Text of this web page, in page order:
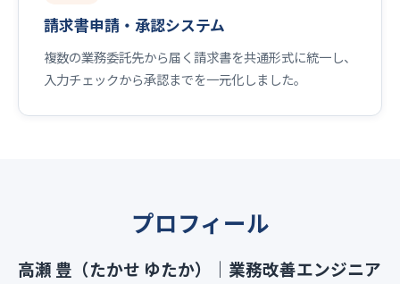
請求書申請・承認システム
複数の業務委託先から届く請求書を共通形式に統一し、
入力チェックから承認までを一元化しました。
プロフィール
高瀬 豊（たかせ ゆたか）｜業務改善エンジニア